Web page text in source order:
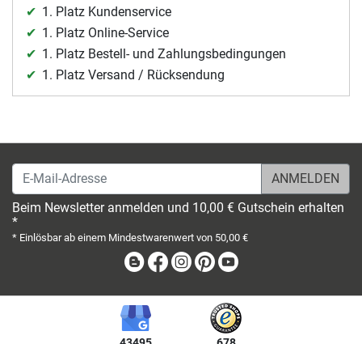
1. Platz Kundenservice
1. Platz Online-Service
1. Platz Bestell- und Zahlungsbedingungen
1. Platz Versand / Rücksendung
E-Mail-Adresse
Beim Newsletter anmelden und 10,00 € Gutschein erhalten
*
* Einlösbar ab einem Mindestwarenwert von 50,00 €
BlogFacebook
Instagram
Pinterest